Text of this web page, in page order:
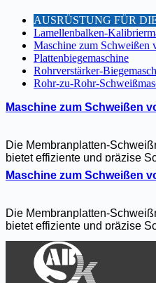
AUSRÜSTUNG FÜR
Lamellenbalken-
Maschine zum Schweißen
Plattenbiegemaschine
Rohrverstärker-
Rohr-zu-Rohr-
Maschine zum Schweißen
Die Membranplatten-
bietet effiziente und präzise
Kesselmembranwände und
automatischer
minimalem Verzug. Diese
Schweißen von
entwickelt und verbessert die
und in der industriellen
Maschine zum Schweißen
Die Membranplatten-
bietet effiziente und präzise
Kesselmembranwände und
automatischer
gewährleistet sie eine
minimalem Verzug. Diese